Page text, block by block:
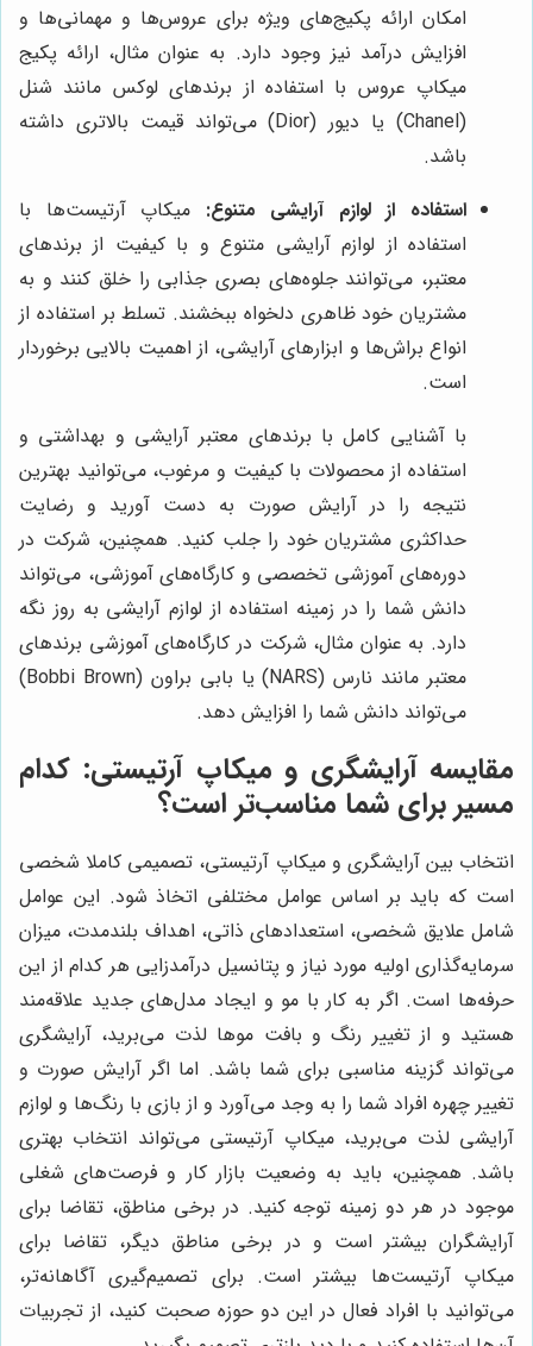
امکان ارائه پکیج‌های ویژه برای عروس‌ها و مهمانی‌ها و
افزایش درآمد نیز وجود دارد. به عنوان مثال، ارائه پکیج
میکاپ عروس با استفاده از برندهای لوکس مانند شنل
(Chanel) یا دیور (Dior) می‌تواند قیمت بالاتری داشته
باشد.
استفاده از لوازم آرایشی متنوع: میکاپ آرتیست‌ها با
استفاده از لوازم آرایشی متنوع و با کیفیت از برندهای
معتبر، می‌توانند جلوه‌های بصری جذابی را خلق کنند و به
مشتریان خود ظاهری دلخواه ببخشند. تسلط بر استفاده از
انواع براش‌ها و ابزارهای آرایشی، از اهمیت بالایی برخوردار
است.
با آشنایی کامل با برندهای معتبر آرایشی و بهداشتی و
استفاده از محصولات با کیفیت و مرغوب، می‌توانید بهترین
نتیجه را در آرایش صورت به دست آورید و رضایت
حداکثری مشتریان خود را جلب کنید. همچنین، شرکت در
دوره‌های آموزشی تخصصی و کارگاه‌های آموزشی، می‌تواند
دانش شما را در زمینه استفاده از لوازم آرایشی به روز نگه
دارد. به عنوان مثال، شرکت در کارگاه‌های آموزشی برندهای
معتبر مانند نارس (NARS) یا بابی براون (Bobbi Brown)
می‌تواند دانش شما را افزایش دهد.
مقایسه آرایشگری و میکاپ آرتیستی: کدام
مسیر برای شما مناسب‌تر است؟
انتخاب بین آرایشگری و میکاپ آرتیستی، تصمیمی کاملا شخصی
است که باید بر اساس عوامل مختلفی اتخاذ شود. این عوامل
شامل علایق شخصی، استعدادهای ذاتی، اهداف بلندمدت، میزان
سرمایه‌گذاری اولیه مورد نیاز و پتانسیل درآمدزایی هر کدام از این
حرفه‌ها است. اگر به کار با مو و ایجاد مدل‌های جدید علاقه‌مند
هستید و از تغییر رنگ و بافت موها لذت می‌برید، آرایشگری
می‌تواند گزینه مناسبی برای شما باشد. اما اگر آرایش صورت و
تغییر چهره افراد شما را به وجد می‌آورد و از بازی با رنگ‌ها و لوازم
آرایشی لذت می‌برید، میکاپ آرتیستی می‌تواند انتخاب بهتری
باشد. همچنین، باید به وضعیت بازار کار و فرصت‌های شغلی
موجود در هر دو زمینه توجه کنید. در برخی مناطق، تقاضا برای
آرایشگران بیشتر است و در برخی مناطق دیگر، تقاضا برای
میکاپ آرتیست‌ها بیشتر است. برای تصمیم‌گیری آگاهانه‌تر،
می‌توانید با افراد فعال در این دو حوزه صحبت کنید، از تجربیات